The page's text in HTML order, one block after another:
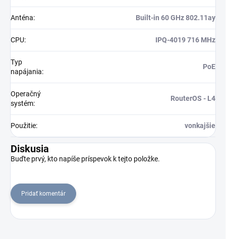
Anténa: Built-in 60 GHz 802.11ay
CPU: IPQ-4019 716 MHz
Typ
napájania:
PoE
Operačný
systém:
RouterOS - L4
Použitie: vonkajšie
Diskusia
Buďte prvý, kto napíše príspevok k tejto položke.
Pridať komentár